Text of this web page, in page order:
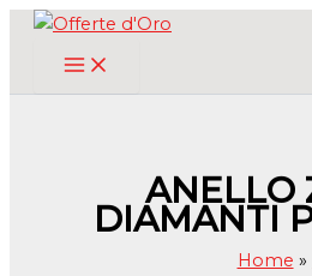
ANELLO
DIAMANTI
Home